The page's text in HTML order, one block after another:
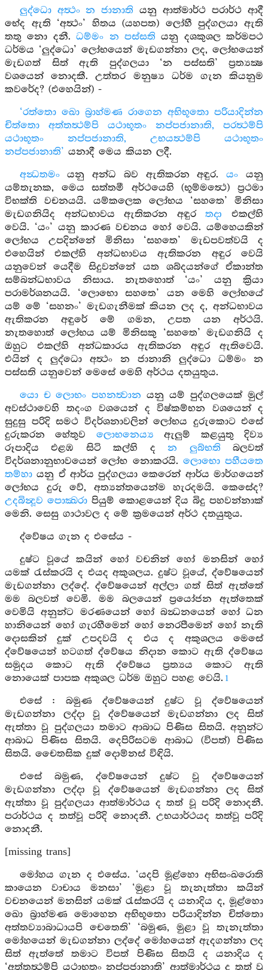
ලුද්ධො අත්‍ථං න ජානාති යනු ආත්මාර්ථ පරාර්ථ ආදී
භේද ඇති ‘අත්‍ථං’ හිතය (යහපත) ලෝහී පුද්ගලයා ඇති
තතු නො දනී.ධම්මං න පස්සති යනු දශකුශල කර්මපථ
ධර්මය ‘ලුද්ධො’ ලෝභයෙන් මැඩගන්නා ලද, ලෝභයෙන්
මැඩගත් සිත් ඇති පුද්ගලයා ‘න පස්සති’ ප්‍රත්‍යක්‍ෂ
වශයෙන් නොදකී. උත්තර මනුෂ්‍ය ධර්ම ගැන කියනුම
කවරේද? (එහෙයින්) -
‘රත්තො ඛො බ්‍රාහ්මණ රාගෙන අභිභූතො පරියාදින්න
චිත්තො අත්තත්‍ථම්පි යථාභූතං නප්පජානාති, පරත්‍ථම්පි
යථාභූතං නප්පජානාති, උභයත්‍ථම්පි යථාභූතං
නප්පජානාති’ යනාදී මෙය කියන ලදී.
අන්‍ධතමංයනු අන්ධ බව ඇතිකරන අඳුර.යං යනු
යම්තැනක, මෙය සත්තමී අර්ථයෙහි (භූම්මත්‍ථෙ) ප්‍රථමා
විභක්ති වචනයයි. යම්කලෙක ලෝභය ‘සහතෙ’ මිනිසා
මැඩගනියිද අන්ධභාවය ඇතිකරන අඳුරතදා එකල්හි
වෙයි. ‘යං’ යනු කාරණ වචනය හෝ වෙයි. යම්හෙයකින්
ලෝභය උපදින්නේ මිනිසා ‘සහතෙ’ මැඩපවත්වයි ද
එහෙයින් එකල්හි අන්ධභාවය ඇතිකරන අඳුර වෙයි
යනුවෙන් යෙදීම සිදුවන්නේ යත ශබ්දයන්ගේ ඒකාන්ත
සම්බන්ධභාවය නිසාය. නැතහොත් ‘යං’ යනු ක්‍රියා
පරාමර්ශනයයි. ‘ලොභො සහතෙ’ යන මෙහි ලෝභයේ
යම් මේ ‘සහනං’ මැඩගැනීමක් කියන ලද ද, අන්ධභාවය
ඇතිකරන අඳුරේ මේ ගමන, උපත යන අර්ථයි.
නැතහොත් ලෝභය යම් මිනිසකු ‘සහතෙ’ මැඩගනියි ද
ඔහුට එකල්හි අන්ධකාරය ඇතිකරන අඳුර ඇතිවෙයි.
එයින් ද ලුද්ධො අත්‍ථං න ජානානි ලුද්ධො ධම්මං න
පස්සති යනුවෙන් මෙසේ මෙහි අර්ථය දතයුතුය.
යො ච ලොභං පහනත්‍වාන යනු යම් පුද්ගලයෙක් මුල්
අවස්ථාවෙහි තදංග වශයෙන් ද විෂ්කම්භන වශයෙන් ද
සුදුසු පරිදි සමථ විදර්ශනාවලින් ලෝභය දුරුකොට එසේ
දුරුකරන හේතුව ලොභනෙය්‍ය ඇලුම් කළයුතු දිව්‍ය
රූපාදිය එළඹ සිටි කල්හි දන ලුබ්භති බලවත්
විදර්ශනානුභාවයෙන් ලෝභ නොකරයි. ලොභො පහීයතෙ
තම්හා යනු ඒ ආර්ය පුද්ගලයා කෙරෙන් ආර්ය මාර්ගයෙන්
ලෝභය දුරු වේ, අත්‍යන්තයෙන්ම හැරදමයි. කෙසේද?
උදබින්‍දූව පොක්‍ඛරා පියුම් කොළයෙන් දිය බිදු පහවන්නාක්
මෙනි. සෙසු ගාථාවල ද මේ ක්‍රමයෙන් අර්ථ දතයුතුය.
ද්වේෂය ගැන ද එසේය -
දුෂ්ට වූයේ කයින් හෝ වචනින් හෝ මනසින් හෝ
යමක් රැස්කරයි ද එයද අකුශලය. දුෂ්ට වූයේ, ද්වේෂයෙන්
මැඩගන්නා ලද්දේ. ද්වේෂයෙන් අල්ලා ගත් සිත් ඇත්තේ
මම බලවත් වෙමි. මම බලයෙන් ප්‍රයෝජන ඇත්තෙක්
වෙමියි අනුන්ට මරණයෙන් හෝ බන්‍ධනයෙන් හෝ ධන
හානියෙන් හෝ ගැරහීමෙන් හෝ නෙරපීමෙන් හෝ නැති
දොසකින් දුක් උපදවයි ද එය ද අකුශලය මෙසේ
ද්වේෂයෙන් හටගත් ද්වේෂය නිදාන කොට ඇති ද්වේෂය
සමුදය කොට ඇති ද්වේෂය ප්‍රත්‍යය කොට ඇති
නොයෙක් පාපක අකුශල ධර්ම ඔහුට පහළ වෙයි. 1
එසේ : බමුණ ද්වේෂයෙන් දුෂ්ට වූ ද්වේෂයෙන්
මැඩගන්නා ලද්දා වූ ද්වේෂයෙන් මැඩගන්නා ලද සිත්
ඇත්තා වූ පුද්ගලයා තමාට ආබාධ පිණිස සිතයි. අනුන්ට
ආබාධ පිණිස සිතයි. දෙපිරිසටම ආබාධ (විපත්) පිණිස
සිතයි. චෛතසික දුක් දොම්නස් විඳියි.
එසේ බමුණ, ද්වේෂයෙන් දුෂ්ට වූ ද්වේෂයෙන්
මැඩගන්නා ලද්දා වූ ද්වේෂයෙන් මැඩගන්නා ලද සිත්
ඇත්තා වූ පුද්ගලයා ආත්මාර්ථය ද තත් වූ පරිදි නොදනී.
පරාර්ථය ද තත්වූ පරිදි නොදනී. උභයාර්ථයද තත්වූ පරිදි
නොදනී.
[missing trans]
මෝහය ගැන ද එසේය. ‘යදපි මූළ්හො අභිසංඛරොති
කායෙන වාචාය මනසා’ ‘මුළා වූ තැනැත්තා කයින්
වචනයෙන් මනසින් යමක් රැස්කරයි ද යනාදිය ද, මූළ්හො
ඛො බ්‍රාහ්මණ මොහෙන අභිභූතො පරියාදින්න චිත්තො
අත්තව්‍යාබාධායපි චෙතෙති’ ‘බමුණ, මුළා වූ තැනැත්තා
මෝහයෙන් මැඩගන්නා ලද්දේ මෝහයෙන් ඇදගන්නා ලද
සිත් ඇත්තේ තමාට විපත් පිණිස සිතයි ද යනාදිය ද
‘අත්තත්‍ථම්පි යථාභූතං නප්පජානාති’ ආත්මාර්ථය ද තත් වූ